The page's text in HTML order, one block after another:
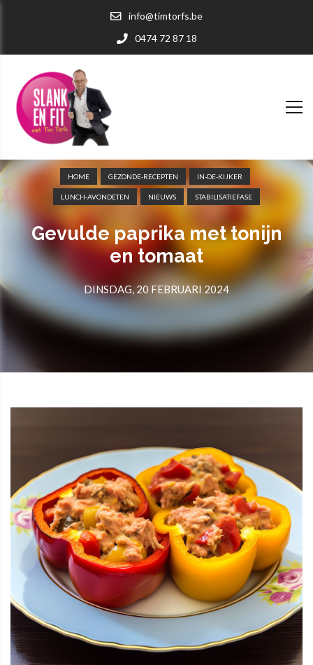
info@timtorfs.be
0474 72 87 18
HOME GEZONDE-RECEPTEN IN-DE-KIJKER
LUNCH-AVONDETEN NIEUWS STABILISATIEFASE
Gevulde paprika met tonijn
en tomaat
DINSDAG, 20 FEBRUARI 2024